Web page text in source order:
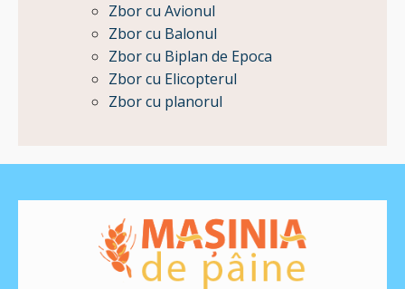
Zbor cu Avionul
Zbor cu Balonul
Zbor cu Biplan de Epoca
Zbor cu Elicopterul
Zbor cu planorul